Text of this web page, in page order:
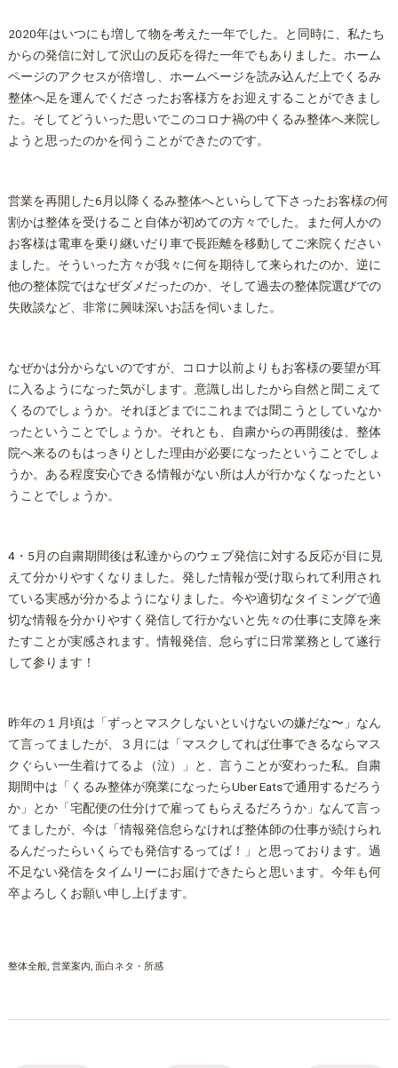
2020年はいつにも増して物を考えた一年でした。と同時に、私たち
からの発信に対して沢山の反応を得た一年でもありました。ホーム
ページのアクセスが倍増し、ホームページを読み込んだ上でくるみ
整体へ足を運んでくださったお客様方をお迎えすることができまし
た。そしてどういった思いでこのコロナ禍の中くるみ整体へ来院し
ようと思ったのかを伺うことができたのです。
営業を再開した6月以降くるみ整体へといらして下さったお客様の何
割かは整体を受けること自体が初めての方々でした。また何人かの
お客様は電車を乗り継いだり車で長距離を移動してご来院ください
ました。そういった方々が我々に何を期待して来られたのか、逆に
他の整体院ではなぜダメだったのか、そして過去の整体院選びでの
失敗談など、非常に興味深いお話を伺いました。
なぜかは分からないのですが、コロナ以前よりもお客様の要望が耳
に入るようになった気がします。意識し出したから自然と聞こえて
くるのでしょうか。それほどまでにこれまでは聞こうとしていなか
ったということでしょうか。それとも、自粛からの再開後は、 整体
院へ来るのもはっきりとした理由が必要になったということでしょ
うか。ある程度安心できる情報がない所は人が行かなくなったとい
うことでしょうか。
4・5月の自粛期間後は私達からのウェブ発信に対する反応が目に見
えて分かりやすくなりました。発した情報が受け取られて利用され
ている実感が分かるようになりました。今や適切なタイミングで適
切な情報を分かりやすく発信して行かないと先々の仕事に支障を来
たすことが実感されます。情報発信、怠らずに日常業務として遂行
して参ります！
昨年の１月頃は「ずっとマスクしないといけないの嫌だな〜」なん
て言ってましたが、３月には「マスクしてれば仕事できるならマス
クぐらい一生着けてるよ（泣）」と、言うことが変わった私。自粛
期間中は「くるみ整体が廃業になったらUber Eatsで通用するだろう
か」とか「宅配便の仕分けで雇ってもらえるだろうか」なんて言っ
てましたが、今は「情報発信怠らなければ整体師の仕事が続けられ
るんだったらいくらでも発信するってば！」と思っております。過
不足ない発信をタイムリーにお届けできたらと思います。今年も何
卒よろしくお願い申し上げます。
整体全般 営業案内 面白ネタ・所感